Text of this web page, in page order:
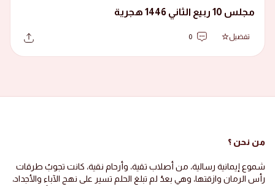
مجلس 10 ربيع الثاني 1446 هجرية
تفضيل 0
من نحن ؟
شموع إيمانية رسالية، من أصلاب تقية، وأرحام نقية، كانت تجوبُ طرقات
رأس الرمان وازقتها، وهي بعدُ لم تبلغ الحلم تسير على نهج الآباء والأجداد،